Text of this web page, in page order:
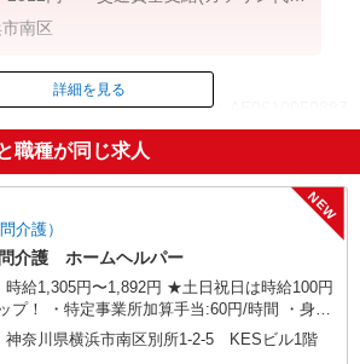
南区
ID：AE0610050887
掲載期間終了
詳細を見る
職種が同じ求人
介護）
NEW
介護 ホームヘルパー
時給1,305円〜1,892円 ★土日祝日は時給100円
プ！ ・特定事業所加算手当:60円/時間 ・身体
手当:500円/時間 ・早朝夜間深夜手当:300円/
（18:00〜翌07:59の時間帯） ・ICT手
神奈川県横浜市南区別所1-2-5 KESビル1階